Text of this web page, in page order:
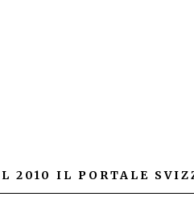
2010 IL PORTALE